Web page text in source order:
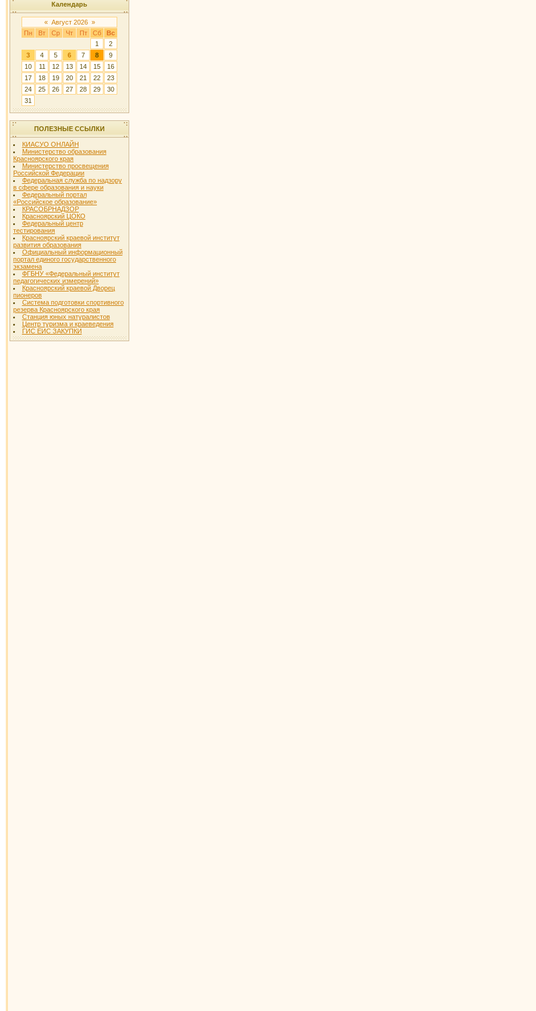
Календарь
« Август 2026 »
Пн
Вт Ср Чт Пт Сб
Вс
1
2
3
4 5 6 7 8
9
10
11 12 13 14 15
16
17
18 19 20 21 22
23
24
25 26 27 28 29
30
31
ПОЛЕЗНЫЕ ССЫЛКИ
КИАСУО ОНЛАЙН
Министерство образования
Красноярского края
Министерство просвещения
Российской Федерации
Федеральная служба по надзору
в сфере образования и науки
Федеральный портал
«Российское образование»
КРАСОБРНАДЗОР
Красноярский ЦОКО
Федеральный центр
тестирования
Красноярский краевой институт
развития образования
Официальный информационный
портал единого государственного
экзамена
ФГБНУ «Федеральный институт
педагогических измерений»
Красноярский краевой Дворец
пионеров
Система подготовки спортивного
резерва Красноярского края
Станция юных натуралистов
Центр туризма и краеведения
ГИС ЕИС ЗАКУПКИ